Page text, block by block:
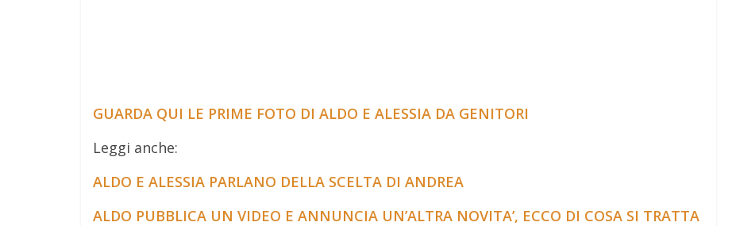
GUARDA QUI LE PRIME FOTO DI ALDO E ALESSIA DA GENITORI
Leggi anche:
ALDO E ALESSIA PARLANO DELLA SCELTA DI ANDREA
ALDO PUBBLICA UN VIDEO E ANNUNCIA UN’ALTRA NOVITA’, ECCO DI COSA SI TRATTA